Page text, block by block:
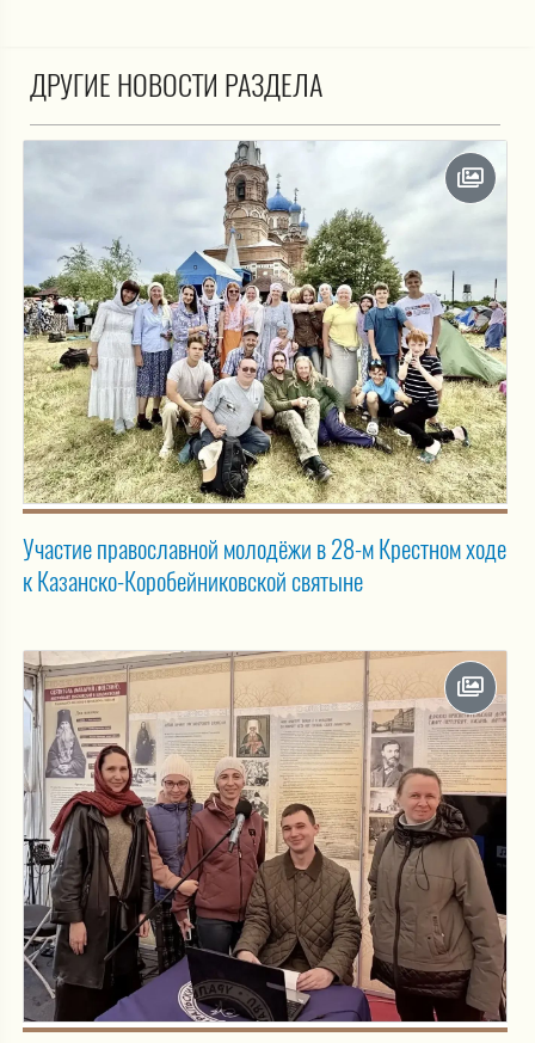
ДРУГИЕ НОВОСТИ РАЗДЕЛА
Участие православной молодёжи в 28-м Крестном ходе
к Казанско-Коробейниковской святыне